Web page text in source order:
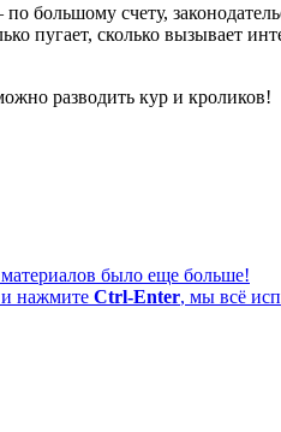
большому счету,
пугает, сколько вызывает
разводить кур и кроликов!
было еще больше!
и нажмите Ctrl-Enter, мы всё